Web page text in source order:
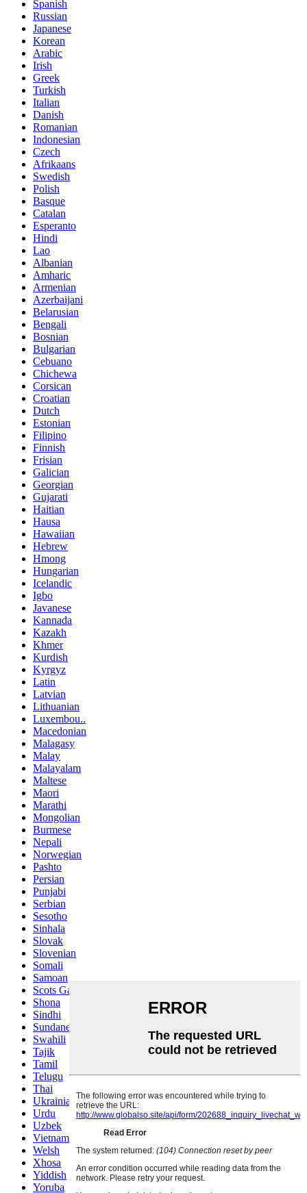
Spanish
Russian
Japanese
Korean
Arabic
Irish
Greek
Turkish
Italian
Danish
Romanian
Indonesian
Czech
Afrikaans
Swedish
Polish
Basque
Catalan
Esperanto
Hindi
Lao
Albanian
Amharic
Armenian
Azerbaijani
Belarusian
Bengali
Bosnian
Bulgarian
Cebuano
Chichewa
Corsican
Croatian
Dutch
Estonian
Filipino
Finnish
Frisian
Galician
Georgian
Gujarati
Haitian
Hausa
Hawaiian
Hebrew
Hmong
Hungarian
Icelandic
Igbo
Javanese
Kannada
Kazakh
Khmer
Kurdish
Kyrgyz
Latin
Latvian
Lithuanian
Luxembou..
Macedonian
Malagasy
Malay
Malayalam
Maltese
Maori
Marathi
Mongolian
Burmese
Nepali
Norwegian
Pashto
Persian
Punjabi
Serbian
Sesotho
Sinhala
Slovak
Slovenian
Somali
Samoan
Scots Gaelic
Shona
Sindhi
Sundanese
Swahili
Tajik
Tamil
Telugu
Thai
Ukrainian
Urdu
Uzbek
Vietnamese
Welsh
Xhosa
Yiddish
Yoruba